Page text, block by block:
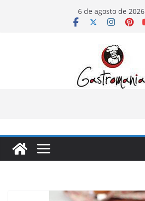
6 de agosto de 2026